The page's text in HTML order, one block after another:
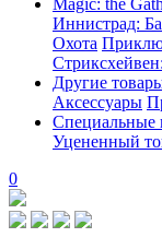
Magic: the
Иннистрад:
Охота
Другие
Аксессуары
Специальные
Уцененный
0